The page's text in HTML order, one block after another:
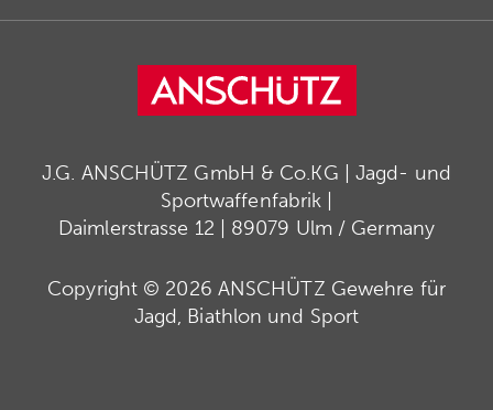
J.G. ANSCHÜTZ GmbH & Co.KG | Jagd- und
Sportwaffenfabrik |
Daimlerstrasse 12 | 89079 Ulm / Germany
Copyright © 2026 ANSCHÜTZ Gewehre für
Jagd, Biathlon und Sport